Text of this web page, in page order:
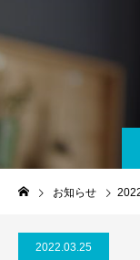
お知らせ 2022
2022.03.25